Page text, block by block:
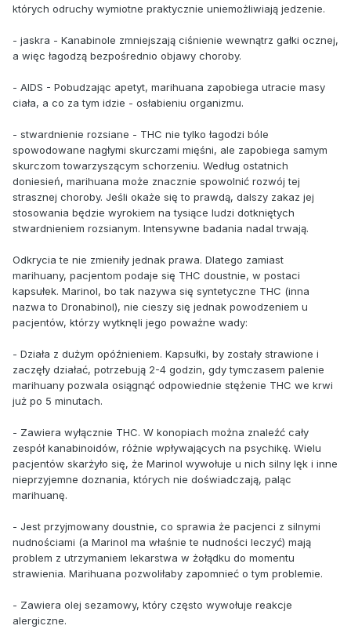
których odruchy wymiotne praktycznie uniemożliwiają jedzenie.
- jaskra - Kanabinole zmniejszają ciśnienie wewnątrz gałki ocznej,
a więc łagodzą bezpośrednio objawy choroby.
- AIDS - Pobudzając apetyt, marihuana zapobiega utracie masy
ciała, a co za tym idzie - osłabieniu organizmu.
- stwardnienie rozsiane - THC nie tylko łagodzi bóle
spowodowane nagłymi skurczami mięśni, ale zapobiega samym
skurczom towarzyszącym schorzeniu. Według ostatnich
doniesień, marihuana może znacznie spowolnić rozwój tej
strasznej choroby. Jeśli okaże się to prawdą, dalszy zakaz jej
stosowania będzie wyrokiem na tysiące ludzi dotkniętych
stwardnieniem rozsianym. Intensywne badania nadal trwają.
Odkrycia te nie zmieniły jednak prawa. Dlatego zamiast
marihuany, pacjentom podaje się THC doustnie, w postaci
kapsułek. Marinol, bo tak nazywa się syntetyczne THC (inna
nazwa to Dronabinol), nie cieszy się jednak powodzeniem u
pacjentów, którzy wytknęli jego poważne wady:
- Działa z dużym opóźnieniem. Kapsułki, by zostały strawione i
zaczęły działać, potrzebują 2-4 godzin, gdy tymczasem palenie
marihuany pozwala osiągnąć odpowiednie stężenie THC we krwi
już po 5 minutach.
- Zawiera wyłącznie THC. W konopiach można znaleźć cały
zespół kanabinoidów, różnie wpływających na psychikę. Wielu
pacjentów skarżyło się, że Marinol wywołuje u nich silny lęk i inne
nieprzyjemne doznania, których nie doświadczają, paląc
marihuanę.
- Jest przyjmowany doustnie, co sprawia że pacjenci z silnymi
nudnościami (a Marinol ma właśnie te nudności leczyć) mają
problem z utrzymaniem lekarstwa w żołądku do momentu
strawienia. Marihuana pozwoliłaby zapomnieć o tym problemie.
- Zawiera olej sezamowy, który często wywołuje reakcje
alergiczne.